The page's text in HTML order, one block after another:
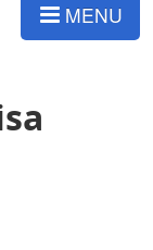
MENU